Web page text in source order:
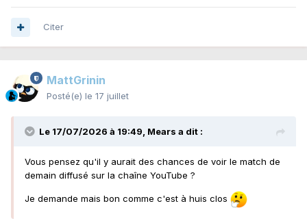
Citer
MattGrinin
Posté(e) le 17 juillet
Le 17/07/2026 à 19:49, Mears a dit :
Vous pensez qu'il y aurait des chances de voir le match de
demain diffusé sur la chaîne YouTube ?
Je demande mais bon comme c'est à huis clos